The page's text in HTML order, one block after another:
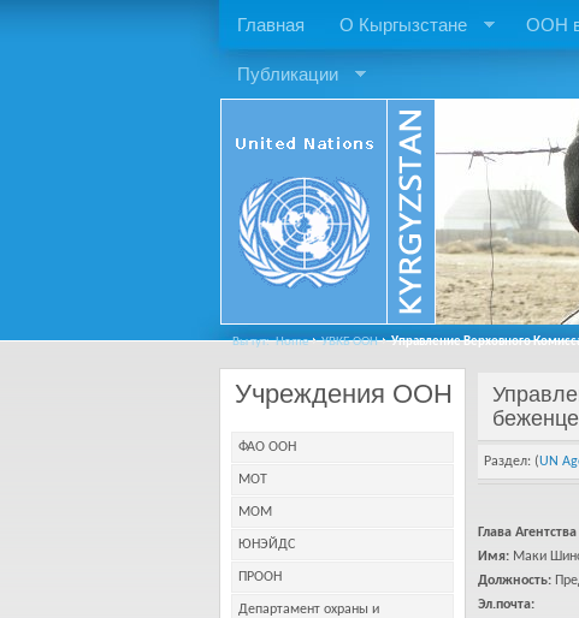
Главная О Кыргызстане ООН в
Публикации
Вы тут: Home УВКБ ООН Управление Верховного
Учреждения ООН
ФАО ООН
МОТ
МОМ
ЮНЭЙДС
ПРООН
Департамент охраны и
Раздел: (UN
Глава Агентства
Имя: Маки
Должность:
Эл.почта: